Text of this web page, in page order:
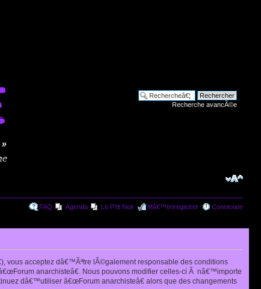
Recherche avancÃ©e
FAQ Agenda Le P'tit Noir Mâ€™enregistrer Connexion
vous acceptez dâ€™Ãªtre lÃ©galement responsable des conditions
anarchisteâ€. Nous pouvons modifier celles-ci Ã nâ€™importe
dâ€™utiliser â€œForum anarchisteâ€ alors que des changements